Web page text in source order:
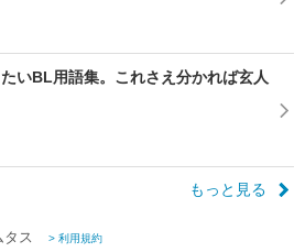
いBL用語集。これさえ分かれば玄人
もっと見る
タス > 利用規約